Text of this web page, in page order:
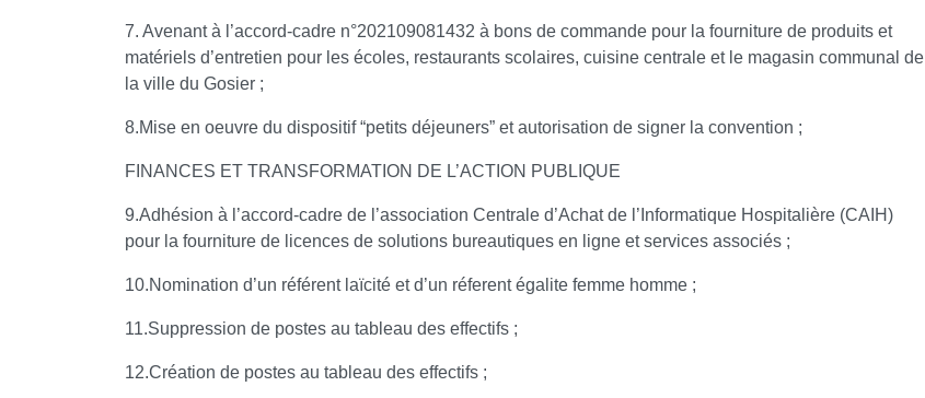
7. Avenant à l’accord-cadre n°202109081432 à bons de commande pour la fourniture de produits et
matériels d’entretien pour les écoles, restaurants scolaires, cuisine centrale et le magasin communal de
la ville du Gosier ;
8.Mise en oeuvre du dispositif “petits déjeuners” et autorisation de signer la convention ;
FINANCES ET TRANSFORMATION DE L’ACTION PUBLIQUE
9.Adhésion à l’accord-cadre de l’association Centrale d’Achat de l’Informatique Hospitalière (CAIH)
pour la fourniture de licences de solutions bureautiques en ligne et services associés ;
10.Nomination d’un référent laïcité et d’un réferent égalite femme homme ;
11.Suppression de postes au tableau des effectifs ;
12.Création de postes au tableau des effectifs ;